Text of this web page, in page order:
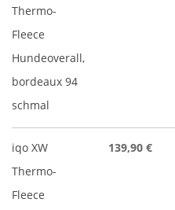
Thermo-
Fleece
Hundeoverall,
bordeaux 94
schmal
iqo XW
Thermo-
Fleece
139,90 €